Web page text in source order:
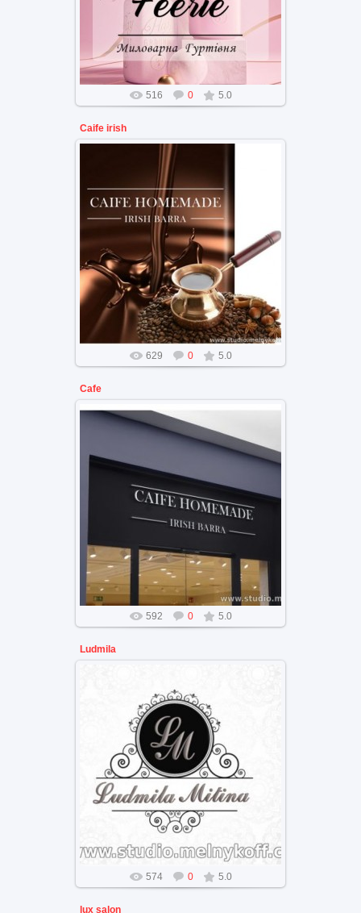
516 0 5.0
Caife irish
Дизайн бренда кафе ирландский
логотип
629 0 5.0
Cafe
Бренд кафе дизайн Ирландского
бара
592 0 5.0
Ludmila
Дизайн бренда салона красоты
574 0 5.0
lux salon